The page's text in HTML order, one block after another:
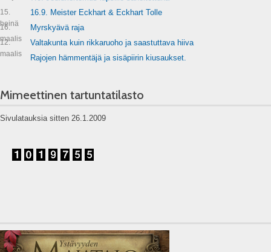
15.
heinä
16.9. Meister Eckhart & Eckhart Tolle
16.
maalis
Myrskyävä raja
12.
maalis
Valtakunta kuin rikkaruoho ja saastuttava hiiva
Rajojen hämmentäjä ja sisäpiirin kiusaukset.
Mimeettinen tartuntatilasto
Sivulatauksia sitten 26.1.2009